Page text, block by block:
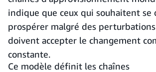
indique que ceux qui souhaitent se
prospérer malgré des
doivent accepter le changement
constante.
Ce modèle définit les chaînes